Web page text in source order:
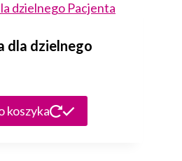
dla dzielnego
koszyka